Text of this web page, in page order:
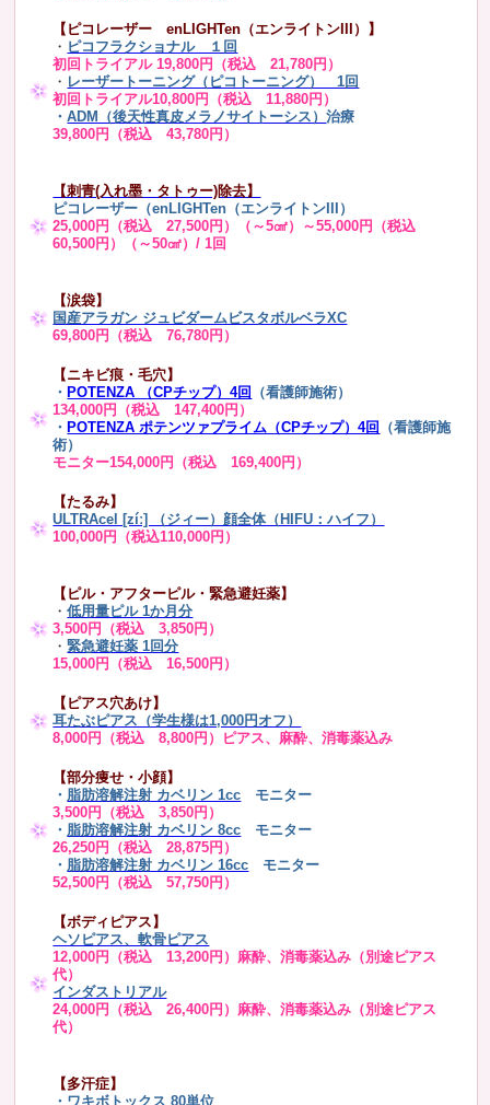
【ピコレーザー enLIGHTen（エンライトンIII）】
・ ピコフラクショナル １回
初回トライアル 19,800円（税込 21,780円）
・ レーザートーニング（ピコトーニング） 1回
初回トライアル10,800円（税込 11,880円）
・ADM（後天性真皮メラノサイトーシス）治療
39,800円（税込 43,780円）
【刺青(入れ墨・タトゥー)除去】
ピコレーザー（enLIGHTen（エンライトンIII）
25,000円（税込 27,500円）（～5㎠）～55,000円（税込
60,500円）（～50㎠）/ 1回
【涙袋】
国産アラガン ジュビダームビスタボルベラXC
69,800円（税込 76,780円）
【ニキビ痕・毛穴】
・ POTENZA （CPチップ）4回
（看護師施術）
134,000円（税込 147,400円）
・ POTENZA ポテンツァプライム（CPチップ）4回
（看護師施
術）
モニター154,000円（税込 169,400円）
【たるみ】
ULTRAcel [zíː] （ジィー）顔全体（HIFU：ハイフ）
100,000円（税込110,000円）
【ピル・アフターピル・緊急避妊薬】
・低用量ピル 1か月分
3,500円（税込 3,850円）
・緊急避妊薬 1回分
15,000円（税込 16,500円）
【ピアス穴あけ】
耳たぶピアス（学生様は1,000円オフ）
8,000円（税込 8,800円）ピアス、麻酔、消毒薬込み
【部分痩せ・小顔】
・ 脂肪溶解注射 カベリン 1cc モニター
3,500円（税込 3,850円）
・ 脂肪溶解注射 カベリン 8cc モニター
26,250円（税込 28,875円）
・ 脂肪溶解注射 カベリン 16cc
モニター
52,500円（税込 57,750円）
【ボディピアス】
ヘソピアス、軟骨ピアス
12,000円（税込 13,200円）麻酔、消毒薬込み（別途ピアス
代）
インダストリアル
24,000円（税込 26,400円）麻酔、消毒薬込み（別途ピアス
代）
【多汗症】
・ ワキボトックス 80単位